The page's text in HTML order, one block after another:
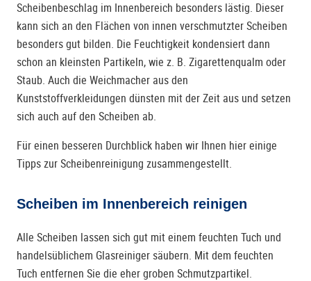
Scheibenbeschlag im Innenbereich besonders lästig. Dieser
kann sich an den Flächen von innen verschmutzter Scheiben
besonders gut bilden. Die Feuchtigkeit kondensiert dann
schon an kleinsten Partikeln, wie z. B. Zigarettenqualm oder
Staub. Auch die Weichmacher aus den
Kunststoffverkleidungen dünsten mit der Zeit aus und setzen
sich auch auf den Scheiben ab.
Für einen besseren Durchblick haben wir Ihnen hier einige
Tipps zur Scheibenreinigung zusammengestellt.
Scheiben im Innenbereich reinigen
Alle Scheiben lassen sich gut mit einem feuchten Tuch und
handelsüblichem Glasreiniger säubern. Mit dem feuchten
Tuch entfernen Sie die eher groben Schmutzpartikel.